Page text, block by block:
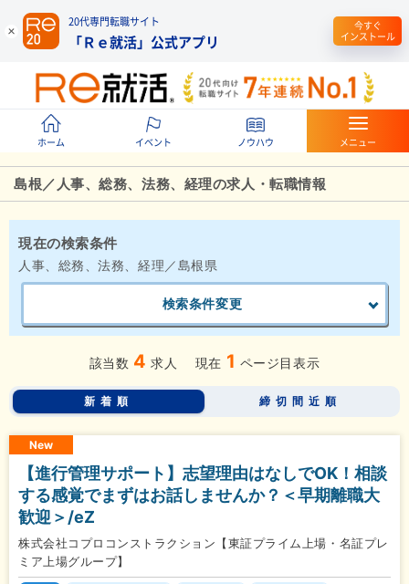
20代専門転職サイト
「Ｒｅ就活」公式アプリ
今すぐ
インストール
ホーム イベント ノウハウ メニュー
島根／人事、総務、法務、経理の求人・転職情報
現在の検索条件
人事、総務、法務、経理／島根県
検索条件変更
該当数 4 求人 現在 1 ページ目表示
新着順 締切間近順
New
【進行管理サポート】志望理由はなしでOK！相談
する感覚でまずはお話しませんか？＜早期離職大
歓迎＞/eZ
株式会社コプロコンストラクション【東証プライム上場・名証プレ
ミア上場グループ】